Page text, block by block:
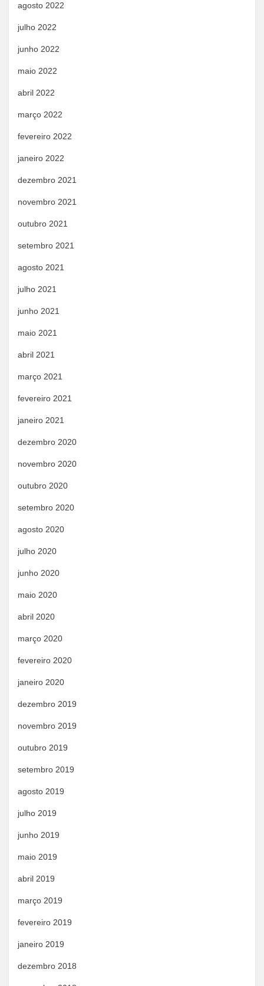
agosto 2022
julho 2022
junho 2022
maio 2022
abril 2022
março 2022
fevereiro 2022
janeiro 2022
dezembro 2021
novembro 2021
outubro 2021
setembro 2021
agosto 2021
julho 2021
junho 2021
maio 2021
abril 2021
março 2021
fevereiro 2021
janeiro 2021
dezembro 2020
novembro 2020
outubro 2020
setembro 2020
agosto 2020
julho 2020
junho 2020
maio 2020
abril 2020
março 2020
fevereiro 2020
janeiro 2020
dezembro 2019
novembro 2019
outubro 2019
setembro 2019
agosto 2019
julho 2019
junho 2019
maio 2019
abril 2019
março 2019
fevereiro 2019
janeiro 2019
dezembro 2018